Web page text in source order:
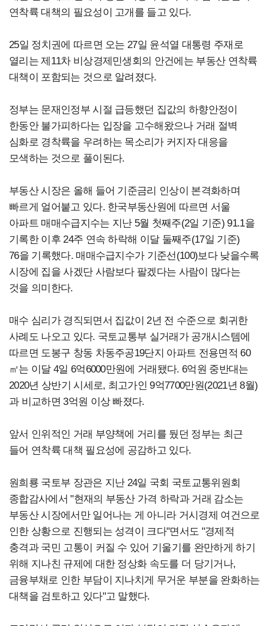
연착륙 대책의 필요성이 고개를 들고 있다.
25일 정치권에 따르면 오는 27일 윤석열 대통령 주재로
열리는 제11차 비상경제민생회의 안건에는 부동산 연착륙
대책이 포함되는 것으로 알려졌다.
정부는 문재인정부 시절 급등했던 집값의 하향안정이
한동안 불가피하다는 입장을 고수해왔으나 거래 절벽
심화로 경착륙을 우려하는 목소리가 커지자 대응을
모색하는 것으로 풀이된다.
부동산 시장은 올해 들어 기준금리 인상이 본격화하며
빠르게 얼어붙고 있다. 한국부동산원에 따르면 서울
아파트 매매수급지수는 지난 5월 첫째주(2일 기준) 91.1을
기록한 이후 24주 연속 하락해 이달 둘째주(17일 기준)
76을 기록했다. 매매수급지수가 기준선(100)보다 낮을수록
시장에 집을 사겠단 사람보다 팔겠다는 사람이 많다는
것을 의미한다.
매수 심리가 경직되면서 집값이 2년 전 수준으로 회귀한
사례도 나오고 있다. 국토교통부 실거래가 공개시스템에
따르면 도봉구 창동 차동주공19단지 아파트 전용면적 60
㎡는 이달 4일 6억6000만원에 거래됐다. 6억원 중반대는
2020년 상반기 시세로, 최고가인 9억7700만원(2021년 8월)
과 비교하면 3억원 이상 빠졌다.
앞서 인위적인 거래 부양책에 거리를 뒀던 정부는 최근
들어 연착륙 대책 필요성에 공감하고 있다.
원희룡 국토부 장관은 지난 24일 국회 국토교통위원회
종합감사에서 "현재의 부동산 가격 하락과 거래 감소는
부동산 시장에서만 일어나는 게 아니라 거시경제 여건으로
인한 상황으로 진행되는 성격이 크다"면서도 "경제적
충격과 국민 고통이 커질 수 있어 기울기를 완만하게 하기
위해 지나친 규제에 대한 정상화 속도를 더 당기거나,
금융부채로 인한 부담이 지나치게 무거운 부분을 완화하는
대책을 검토하고 있다"고 말했다.